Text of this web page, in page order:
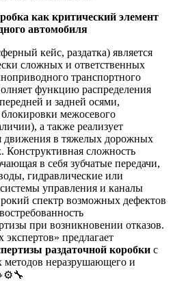
как критический элемент
автомобиля
кейс, раздатка) является
сложных и ответственных
транспортного
функцию распределения
и задней осями,
межосевого
а также реализует
в тяжелых дорожных
Конструктивная сложность
в себя зубчатые передачи,
гидравлические или
управления и каналы
спектр возможных дефектов
при возникновении отказов.
предлагает
раздаточной коробки с
неразрушающего и